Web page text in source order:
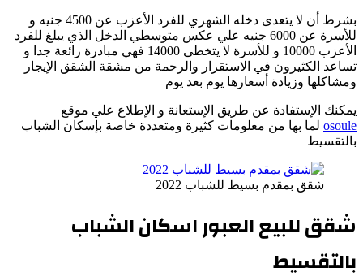
بشرط أن لا يتعدى دخله الشهري للفرد الأعزب عن 4500 جنيه و
للأسرة عن 6000 جنيه علي عكس متوسطي الدخل الذي يبلغ للفرد
الأعزب 10000 و للأسرة لا يتخطى 14000 فهي مبادرة رائعة جدا و
تساعد الكثيرون في الاستقرار والرحمة من مشقة الشقق الإيجار
ومشاكلها وزيادة أسعارها يوم بعد يوم
يمكنك الإستفادة عن طريق الإستعانة و الإطلاع علي موقع
osoule لما بها من معلومات كثيرة ومتعددة خاصة بإسكان الشباب
بالتقسيط
شقق بمقدم بسيط للشباب 2022
شقق للبيع العبور اسكان الشباب
بالتقسيط